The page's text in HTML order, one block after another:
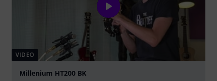
VIDEO
Millenium HT200 BK